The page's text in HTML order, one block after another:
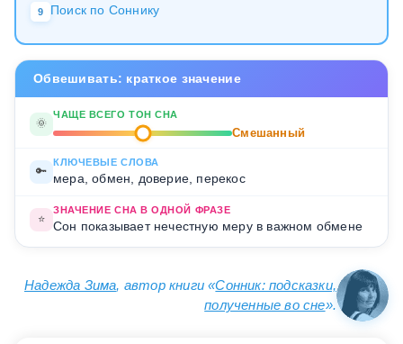
9 Поиск по Соннику
Обвешивать: краткое значение
🌞
ЧАЩЕ ВСЕГО ТОН СНА
Смешанный
🔑
КЛЮЧЕВЫЕ СЛОВА
мера, обмен, доверие, перекос
⭐
ЗНАЧЕНИЕ СНА В ОДНОЙ ФРАЗЕ
Сон показывает нечестную меру в важном обмене
Надежда Зима, автор книги «Сонник: подсказки,
полученные во сне».